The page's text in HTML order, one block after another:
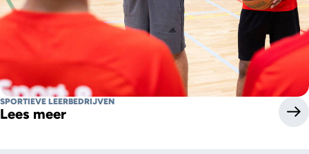
SPORTIEVE LEERBEDRIJVEN
Lees meer